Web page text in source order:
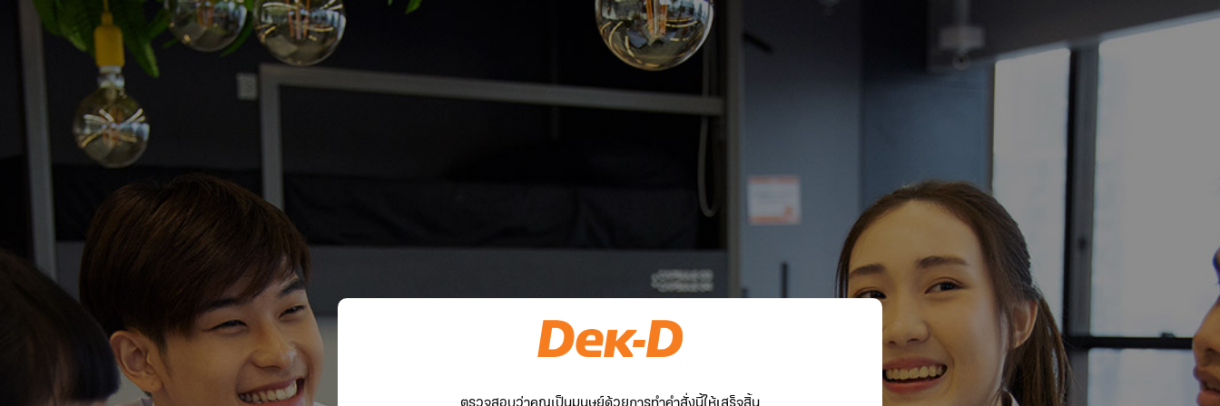
ตรวจสอบว่าคุณเป็นมนุษย์ด้วยการทำคำสั่งนี้ให้เสร็จสิ้น